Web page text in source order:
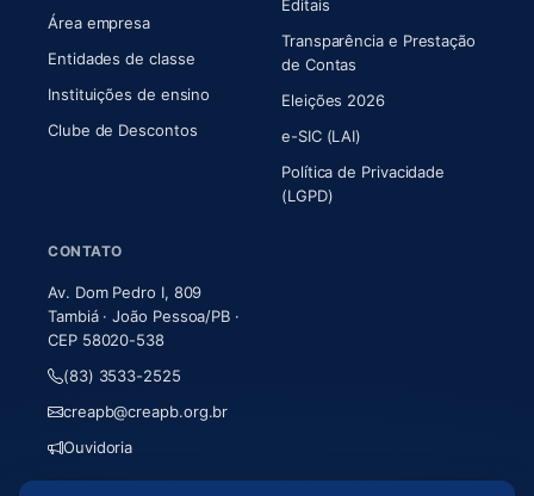
Área empresa
Entidades de classe
Instituições de ensino
Clube de Descontos
Editais
Transparência e Prestação
de Contas
Eleições 2026
e-SIC (LAI)
Política de Privacidade
(LGPD)
CONTATO
Av. Dom Pedro I, 809
Tambiá · João Pessoa/PB ·
CEP 58020-538
(83) 3533-2525
creapb@creapb.org.br
Ouvidoria